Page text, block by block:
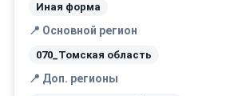
Иная форма
📍 Основной регион
070_Томская область
📍 Доп. регионы